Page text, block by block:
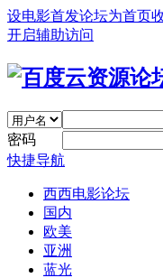
设电影首发论坛为首页
开启辅助访问
密码
快捷导航
西西电影论坛
国内
欧美
亚洲
蓝光